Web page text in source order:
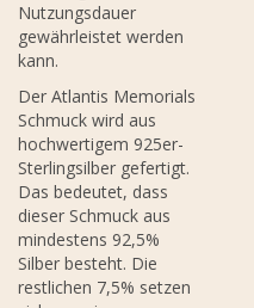
Nutzungsdauer
gewährleistet werden
kann.
Der Atlantis Memorials
Schmuck wird aus
hochwertigem 925er-
Sterlingsilber gefertigt.
Das bedeutet, dass
dieser Schmuck aus
mindestens 92,5%
Silber besteht. Die
restlichen 7,5% setzen